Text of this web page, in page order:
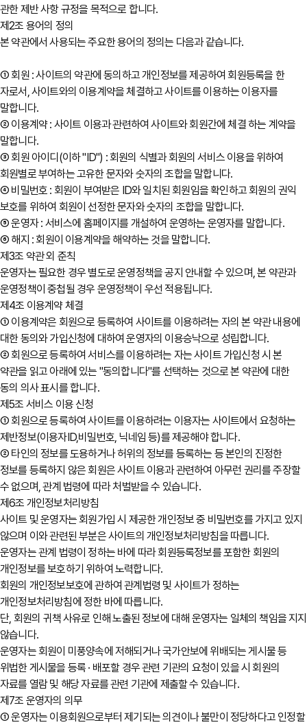
관한 제반 사항 규정을 목적으로 합니다.
제2조 용어의 정의
본 약관에서 사용되는 주요한 용어의 정의는 다음과 같습니다.
① 회원 : 사이트의 약관에 동의하고 개인정보를 제공하여 회원등록을 한
자로서, 사이트와의 이용계약을 체결하고 사이트를 이용하는 이용자를
말합니다.
② 이용계약 : 사이트 이용과 관련하여 사이트와 회원간에 체결 하는 계약을
말합니다.
③ 회원 아이디(이하 "ID") : 회원의 식별과 회원의 서비스 이용을 위하여
회원별로 부여하는 고유한 문자와 숫자의 조합을 말합니다.
④ 비밀번호 : 회원이 부여받은 ID와 일치된 회원임을 확인하고 회원의 권익
보호를 위하여 회원이 선정한 문자와 숫자의 조합을 말합니다.
⑤ 운영자 : 서비스에 홈페이지를 개설하여 운영하는 운영자를 말합니다.
⑥ 해지 : 회원이 이용계약을 해약하는 것을 말합니다.
제3조 약관 외 준칙
운영자는 필요한 경우 별도로 운영정책을 공지 안내할 수 있으며, 본 약관과
운영정책이 중첩될 경우 운영정책이 우선 적용됩니다.
제4조 이용계약 체결
① 이용계약은 회원으로 등록하여 사이트를 이용하려는 자의 본 약관 내용에
대한 동의와 가입신청에 대하여 운영자의 이용승낙으로 성립합니다.
② 회원으로 등록하여 서비스를 이용하려는 자는 사이트 가입신청 시 본
약관을 읽고 아래에 있는 "동의합니다"를 선택하는 것으로 본 약관에 대한
동의 의사 표시를 합니다.
제5조 서비스 이용 신청
① 회원으로 등록하여 사이트를 이용하려는 이용자는 사이트에서 요청하는
제반정보(이용자ID,비밀번호, 닉네임 등)를 제공해야 합니다.
② 타인의 정보를 도용하거나 허위의 정보를 등록하는 등 본인의 진정한
정보를 등록하지 않은 회원은 사이트 이용과 관련하여 아무런 권리를 주장할
수 없으며, 관계 법령에 따라 처벌받을 수 있습니다.
제6조 개인정보처리방침
사이트 및 운영자는 회원가입 시 제공한 개인정보 중 비밀번호를 가지고 있지
않으며 이와 관련된 부분은 사이트의 개인정보처리방침을 따릅니다.
운영자는 관계 법령이 정하는 바에 따라 회원등록정보를 포함한 회원의
개인정보를 보호하기 위하여 노력합니다.
회원의 개인정보보호에 관하여 관계법령 및 사이트가 정하는
개인정보처리방침에 정한 바에 따릅니다.
단, 회원의 귀책 사유로 인해 노출된 정보에 대해 운영자는 일체의 책임을 지지
않습니다.
운영자는 회원이 미풍양속에 저해되거나 국가안보에 위배되는 게시물 등
위법한 게시물을 등록 · 배포할 경우 관련 기관의 요청이 있을 시 회원의
자료를 열람 및 해당 자료를 관련 기관에 제출할 수 있습니다.
제7조 운영자의 의무
① 운영자는 이용회원으로부터 제기되는 의견이나 불만이 정당하다고 인정할